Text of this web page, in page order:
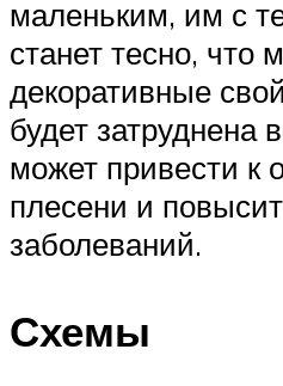
маленьким, им с
станет тесно, что
декоративные
будет затруднена
может привести к
плесени и
заболеваний.
Схемы